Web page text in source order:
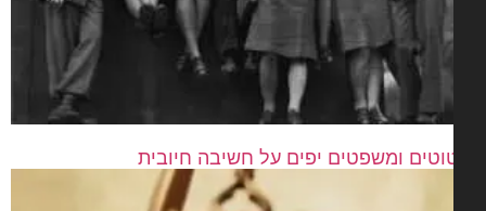
ומשפטים יפים על חשיבה חיובית